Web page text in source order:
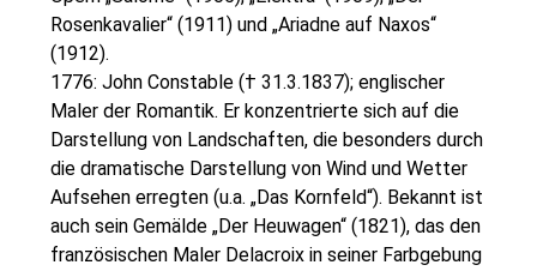
Rosenkavalier“ (1911) und „Ariadne auf Naxos“
(1912).
1776: John Constable († 31.3.1837); englischer
Maler der Romantik. Er konzentrierte sich auf die
Darstellung von Landschaften, die besonders durch
die dramatische Darstellung von Wind und Wetter
Aufsehen erregten (u.a. „Das Kornfeld“). Bekannt ist
auch sein Gemälde „Der Heuwagen“ (1821), das den
französischen Maler Delacroix in seiner Farbgebung